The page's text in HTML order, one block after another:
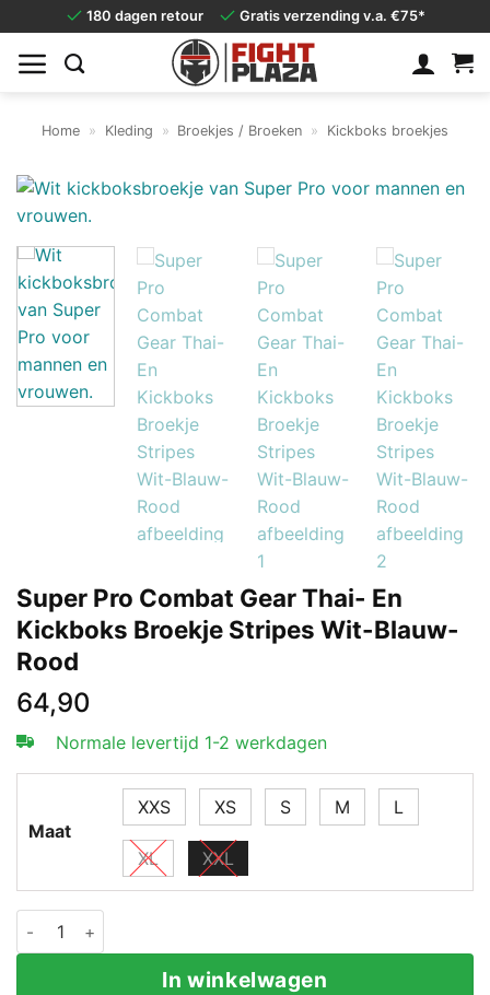
naar
inhoud
180 dagen retour Gratis verzending v.a. €75*
Home » Kleding » Broekjes / Broeken » Kickboks broekjes
Super Pro Combat Gear Thai- En
Kickboks Broekje Stripes Wit-Blauw-
Rood
64,90
Normale levertijd 1-2 werkdagen
Maat
XXS XS S M L
XL XXL
Super Pro Combat Gear Thai- En Kickboks Broekje
In winkelwagen